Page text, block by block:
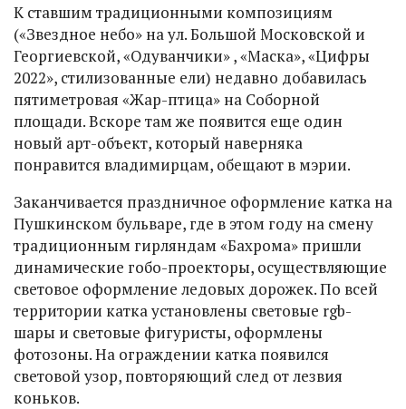
К ставшим традиционными композициям
(«Звездное небо» на ул. Большой Московской и
Георгиевской, «Одуванчики» , «Маска», «Цифры
2022», стилизованные ели) недавно добавилась
пятиметровая «Жар-птица» на Соборной
площади. Вскоре там же появится еще один
новый арт-объект, который наверняка
понравится владимирцам, обещают в мэрии.
Заканчивается праздничное оформление катка на
Пушкинском бульваре, где в этом году на смену
традиционным гирляндам «Бахрома» пришли
динамические гобо-проекторы, осуществляющие
световое оформление ледовых дорожек. По всей
территории катка установлены световые rgb-
шары и световые фигуристы, оформлены
фотозоны. На ограждении катка появился
световой узор, повторяющий след от лезвия
коньков.